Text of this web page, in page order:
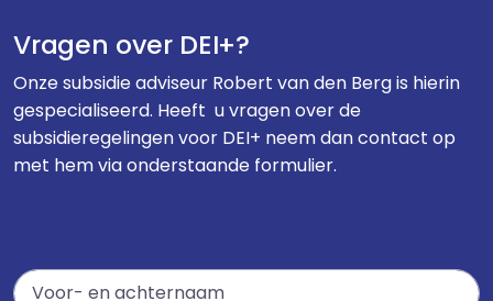
Vragen over DEI+?
Onze subsidie adviseur Robert van den Berg is hierin
gespecialiseerd. Heeft u vragen over de
subsidieregelingen voor DEI+ neem dan contact op
met hem via onderstaande formulier.